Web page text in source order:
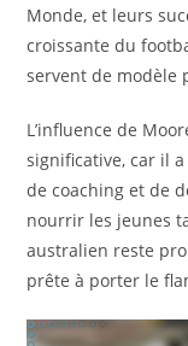
Monde, et leurs
croissante du
servent de modèle
L’influence de
significative, car il
de coaching et de
nourrir les jeunes
australien reste
prête à porter le